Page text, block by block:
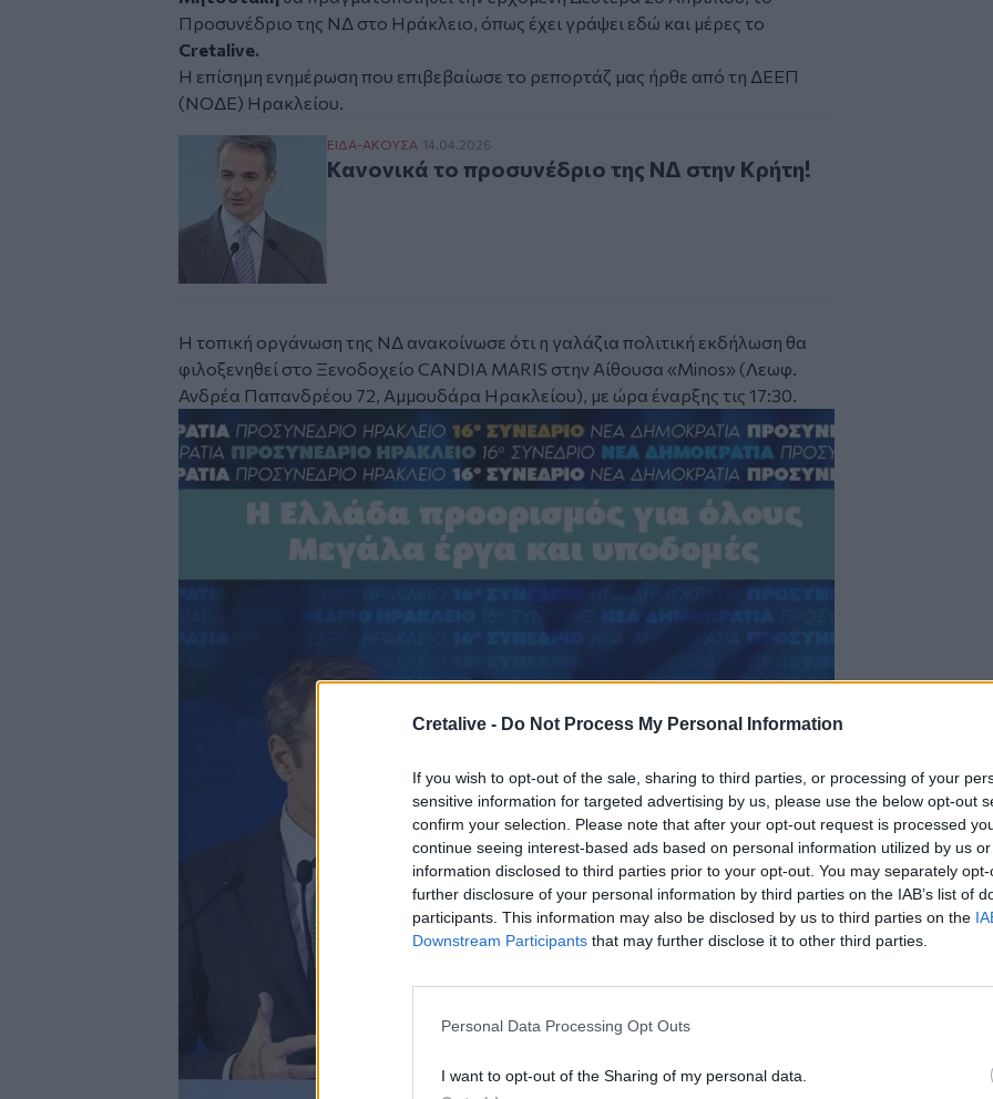
Cretalive - Do Not Process My Personal Information
If you wish to opt-out of the sale, sharing to third parties, or processing of your
sensitive information for targeted advertising by us, please use the below opt-out
confirm your selection. Please note that after your opt-out request is processed
continue seeing interest-based ads based on personal information utilized by us
information disclosed to third parties prior to your opt-out. You may separately
further disclosure of your personal information by third parties on the IAB’s list of
participants. This information may also be disclosed by us to third parties on the
Downstream Participants that may further disclose it to other third parties.
Personal Data Processing Opt Outs
I want to opt-out of the Sharing of my personal data.
Προσυνέδριο της ΝΔ στο Ηράκλειο, όπως έχει γράψει εδώ και μέρες το
Cretalive.
Η επίσημη ενημέρωση που επιβεβαίωσε το ρεπορτάζ μας ήρθε από τη ΔΕΕΠ
(ΝΟΔΕ) Ηρακλείου.
Κανονικά το προσυνέδριο της ΝΔ στην Κρήτη!
ΕΙΔΑ-ΑΚΟΥΣΑ 14.04.2026
Κανονικά το προσυνέδριο της ΝΔ στην Κρήτη!
Η τοπική οργάνωση της ΝΔ ανακοίνωσε ότι η γαλάζια πολιτική εκδήλωση θα
φιλοξενηθεί στο Ξενοδοχείο CANDIA MARIS στην Αίθουσα «Minos» (Λεωφ.
Ανδρέα Παπανδρέου 72, Αμμουδάρα Ηρακλείου), με ώρα έναρξης τις 17:30.
Image